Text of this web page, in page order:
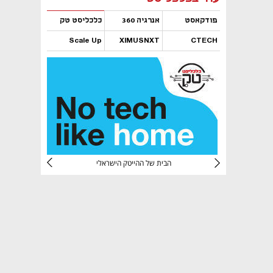
פודקאסט אנרגיה 360 כלכליסט טק
CTECH
XIMUSNXT
Scale Up
נפתח בכרטיסייה חדשה
הבית של ההייטק הישראלי
נפתח בכרטיסייה חדשה